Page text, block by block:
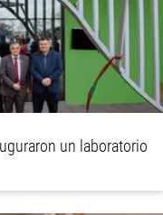
un laboratorio